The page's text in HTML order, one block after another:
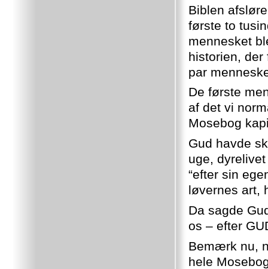
Biblen
første to
mennesket
historien,
par
De første
af det vi
Mosebog
Gud havde
uge,
“efter sin
løvernes art,
Da sagde
os – efter
Bemærk nu,
hele